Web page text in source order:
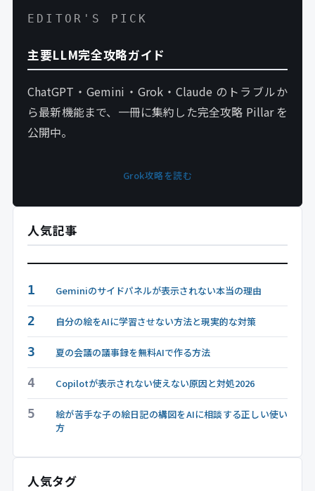
EDITOR'S PICK
主要LLM完全攻略ガイド
ChatGPT・Gemini・Grok・Claude のトラブルか
ら最新機能まで、一冊に集約した完全攻略 Pillar を
公開中。
Grok攻略を読む
人気記事
1 Geminiのサイドパネルが表示されない本当の理由
2 自分の絵をAIに学習させない方法と現実的な対策
3 夏の会議の議事録を無料AIで作る方法
4 Copilotが表示されない使えない原因と対処2026
5
絵が苦手な子の絵日記の構図をAIに相談する正しい使い
方
人気タグ